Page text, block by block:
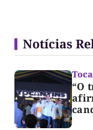
Notícias
“O